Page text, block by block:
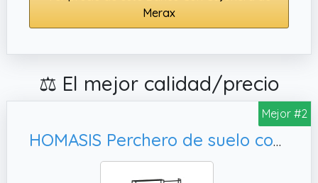
Merax
⚖️ El mejor calidad/precio
Mejor #2
HOMASIS Perchero de suelo con banco y zapatero, Marrón (Sin cajones)